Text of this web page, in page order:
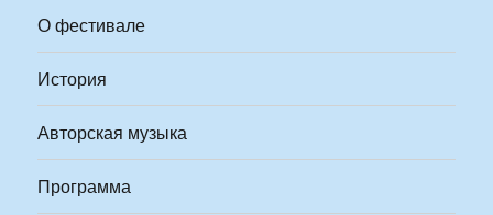
О фестивале
История
Авторская музыка
Программа